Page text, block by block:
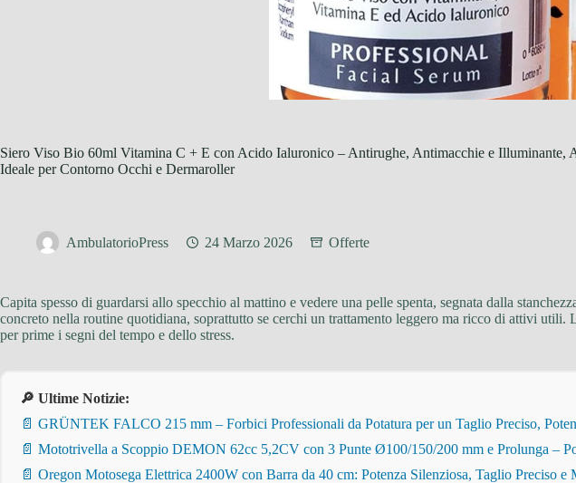
Siero Viso Bio 60ml Vitamina C + E con Acido Ialuronico – Antirughe, Antimacchie e Illuminante,
Ideale per Contorno Occhi e Dermaroller
AmbulatorioPress 24 Marzo 2026 Offerte
Capita spesso di guardarsi allo specchio al mattino e vedere una pelle spenta, segnata dalla
concreto nella routine quotidiana, soprattutto se cerchi un trattamento leggero ma ricco di attivi
per prime i segni del tempo e dello stress.
🔎 Ultime Notizie:
📄 GRÜNTEK FALCO 215 mm – Forbici Professionali da Potatura per un Taglio Preciso,
📄 Mototrivella a Scoppio DEMON 62cc 5,2CV con 3 Punte Ø100/150/200 mm e Prolunga –
📄 Oregon Motosega Elettrica 2400W con Barra da 40 cm: Potenza Silenziosa, Taglio Preciso